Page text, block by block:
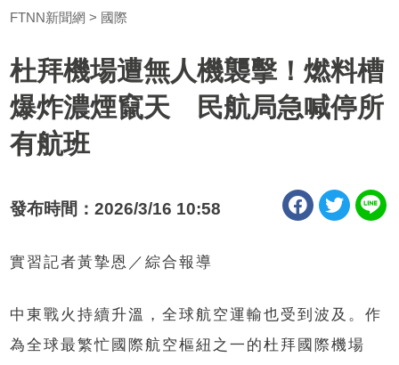
FTNN新聞網 國際
杜拜機場遭無人機襲擊！燃料槽
爆炸濃煙竄天 民航局急喊停所
有航班
發布時間：2026/3/16 10:58
實習記者黃摯恩／綜合報導
中東戰火持續升溫，全球航空運輸也受到波及。作
為全球最繁忙國際航空樞紐之一的杜拜國際機場